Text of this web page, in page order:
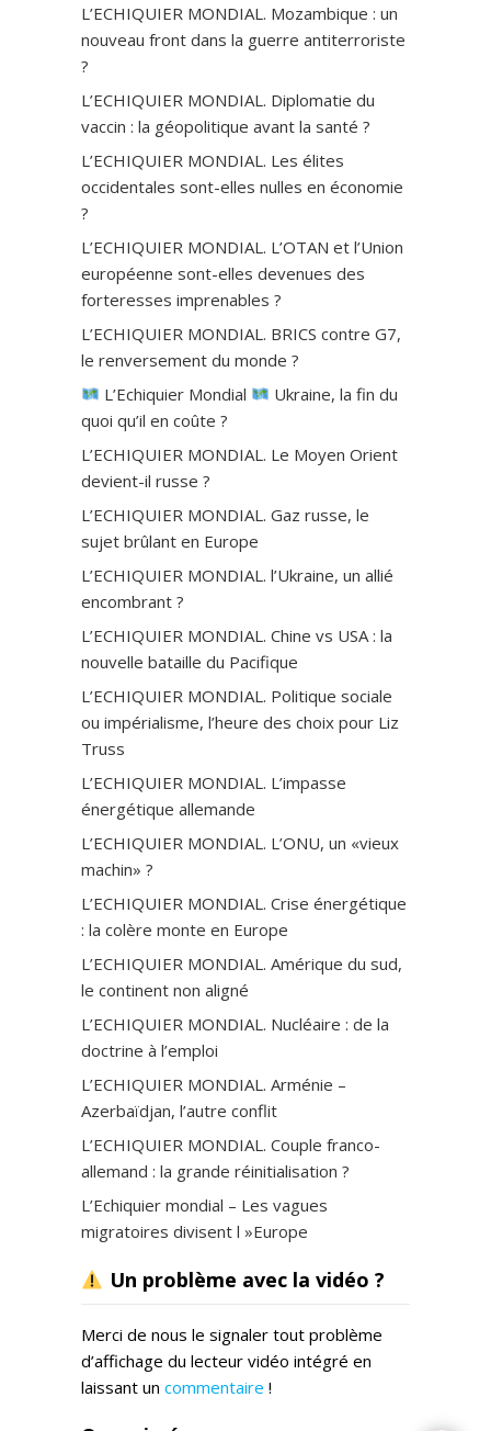
L’ECHIQUIER MONDIAL. Mozambique : un
nouveau front dans la guerre antiterroriste
?
L’ECHIQUIER MONDIAL. Diplomatie du
vaccin : la géopolitique avant la santé ?
L’ECHIQUIER MONDIAL. Les élites
occidentales sont-elles nulles en économie
?
L’ECHIQUIER MONDIAL. L’OTAN et l’Union
européenne sont-elles devenues des
forteresses imprenables ?
L’ECHIQUIER MONDIAL. BRICS contre G7,
le renversement du monde ?
L’Echiquier Mondial
Ukraine, la fin du
quoi qu’il en coûte ?
L’ECHIQUIER MONDIAL. Le Moyen Orient
devient-il russe ?
L’ECHIQUIER MONDIAL. Gaz russe, le
sujet brûlant en Europe
L’ECHIQUIER MONDIAL. l’Ukraine, un allié
encombrant ?
L’ECHIQUIER MONDIAL. Chine vs USA : la
nouvelle bataille du Pacifique
L’ECHIQUIER MONDIAL. Politique sociale
ou impérialisme, l’heure des choix pour Liz
Truss
L’ECHIQUIER MONDIAL. L’impasse
énergétique allemande
L’ECHIQUIER MONDIAL. L’ONU, un «vieux
machin» ?
L’ECHIQUIER MONDIAL. Crise énergétique
: la colère monte en Europe
L’ECHIQUIER MONDIAL. Amérique du sud,
le continent non aligné
L’ECHIQUIER MONDIAL. Nucléaire : de la
doctrine à l’emploi
L’ECHIQUIER MONDIAL. Arménie –
Azerbaïdjan, l’autre conflit
L’ECHIQUIER MONDIAL. Couple franco-
allemand : la grande réinitialisation ?
L’Echiquier mondial – Les vagues
migratoires divisent l »Europe
Un problème avec la vidéo ?
Merci de nous le signaler tout problème
d’affichage du lecteur vidéo intégré en
laissant un commentaire !